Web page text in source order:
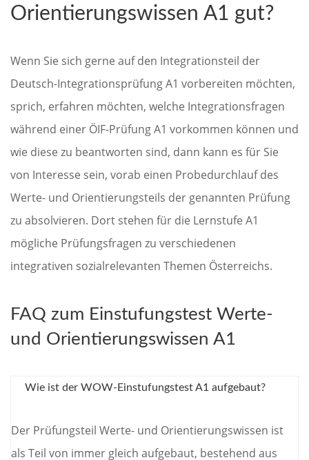
Orientierungswissen A1 gut?
Wenn Sie sich gerne auf den Integrationsteil der
Deutsch-Integrationsprüfung A1 vorbereiten möchten,
sprich, erfahren möchten, welche Integrationsfragen
während einer ÖIF-Prüfung A1 vorkommen können und
wie diese zu beantworten sind, dann kann es für Sie
von Interesse sein, vorab einen Probedurchlauf des
Werte- und Orientierungsteils der genannten Prüfung
zu absolvieren. Dort stehen für die Lernstufe A1
mögliche Prüfungsfragen zu verschiedenen
integrativen sozialrelevanten Themen Österreichs.
FAQ zum Einstufungstest Werte-
und Orientierungswissen A1
Wie ist der WOW-Einstufungstest A1 aufgebaut?
Der Prüfungsteil Werte- und Orientierungswissen ist
als Teil von immer gleich aufgebaut, bestehend aus